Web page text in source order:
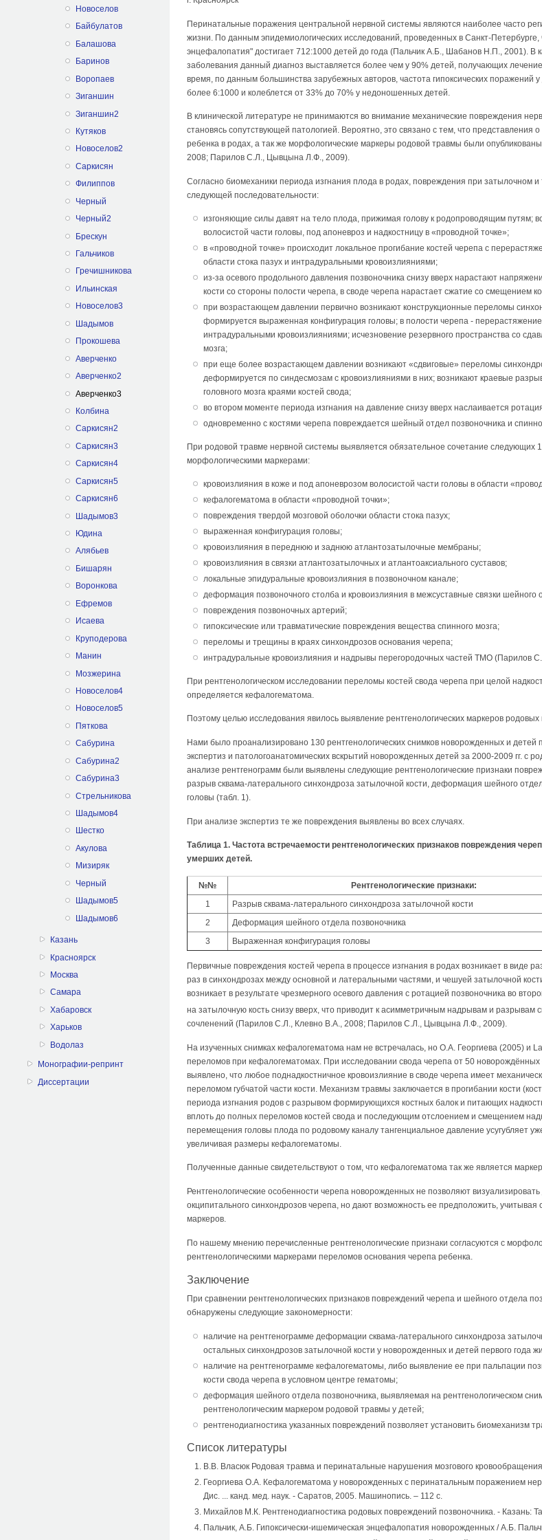
Новоселов
Байбулатов
Балашова
Баринов
Воропаев
Зиганшин
Зиганшин2
Кутяков
Новоселов2
Саркисян
Филиппов
Черный
Черный2
Брескун
Гальчиков
Гречишникова
Ильинская
Новоселов3
Шадымов
Прокошева
Аверченко
Аверченко2
Аверченко3
Колбина
Саркисян2
Саркисян3
Саркисян4
Саркисян5
Саркисян6
Шадымов3
Юдина
Алябьев
Бишарян
Воронкова
Ефремов
Исаева
Круподерова
Манин
Мозжерина
Новоселов4
Новоселов5
Пяткова
Сабурина
Сабурина2
Сабурина3
Стрельникова
Шадымов4
Шестко
Акулова
Мизиряк
Черный
Шадымов5
Шадымов6
Казань
Красноярск
Москва
Самара
Хабаровск
Харьков
Водолаз
Монографии-репринт
Диссертации
Перинатальные поражения центральной нервной системы являются наиболее часто
жизни. По данным эпидемиологических исследований, проведенных в Санкт-Петербурге,
энцефалопатия" достигает 712:1000 детей до года (Пальчик А.Б., Шабанов Н.П., 2001). В
заболевания данный диагноз выставляется более чем у 90% детей, получающих
время, по данным большинства зарубежных авторов, частота гипоксических
более 6:1000 и колеблется от 33% до 70% у недоношенных детей.
В клинической литературе не принимаются во внимание механические повреждения
становясь сопутствующей патологией. Вероятно, это связано с тем, что
ребенка в родах, а так же морфологические маркеры родовой травмы были
2008; Парилов С.Л., Цывцына Л.Ф., 2009).
Согласно биомеханики периода изгнания плода в родах, повреждения при затылочном
следующей последовательности:
изгоняющие силы давят на тело плода, прижимая голову к родопроводящим путям;
волосистой части головы, под апоневроз и надкостницу в «проводной точке»;
в «проводной точке» происходит локальное прогибание костей черепа с
области стока пазух и интрадуральными кровоизлияниями;
из-за осевого продольного давления позвоночника снизу вверх нарастают
кости со стороны полости черепа, в своде черепа нарастает сжатие со смещением
при возрастающем давлении первично возникают конструкционные переломы
формируется выраженная конфигурация головы; в полости черепа -
интрадуральными кровоизлияниями; исчезновение резервного пространства со
мозга;
при еще более возрастающем давлении возникают «сдвиговые» переломы
деформируется по синдесмозам с кровоизлияниями в них; возникают краевые
головного мозга краями костей свода;
во втором моменте периода изгнания на давление снизу вверх наслаивается
одновременно с костями черепа повреждается шейный отдел позвоночника и
При родовой травме нервной системы выявляется обязательное сочетание следующих
морфологическими маркерами:
кровоизлияния в коже и под апоневрозом волосистой части головы в области
кефалогематома в области «проводной точки»;
повреждения твердой мозговой оболочки области стока пазух;
выраженная конфигурация головы;
кровоизлияния в переднюю и заднюю атлантозатылочные мембраны;
кровоизлияния в связки атлантозатылочных и атлантоаксиального суставов;
локальные эпидуральные кровоизлияния в позвоночном канале;
деформация позвоночного столба и кровоизлияния в межсуставные связки шейного
повреждения позвоночных артерий;
гипоксические или травматические повреждения вещества спинного мозга;
переломы и трещины в краях синхондрозов основания черепа;
интрадуральные кровоизлияния и надрывы перегородочных частей ТМО (Парилов
При рентгенологическом исследовании переломы костей свода черепа при целой
определяется кефалогематома.
Поэтому целью исследования явилось выявление рентгенологических маркеров
Нами было проанализировано 130 рентгенологических снимков новорожденных и детей
экспертиз и патологоанатомических вскрытий новорожденных детей за 2000-2009 гг. с
анализе рентгенограмм были выявлены следующие рентгенологические признаки
разрыв сквама-латерального синхондроза затылочной кости, деформация шейного
головы (табл. 1).
При анализе экспертиз те же повреждения выявлены во всех случаях.
Таблица 1. Частота встречаемости рентгенологических признаков повреждения
умерших детей.
№№ Рентгенологические признаки:
1
Разрыв сквама-латерального синхондроза затылочной кости
2
Деформация шейного отдела позвоночника
3
Выраженная конфигурация головы
Первичные повреждения костей черепа в процессе изгнания в родах возникает в виде
раз в синхондрозах между основной и латеральными частями, и чешуей затылочной
возникает в результате чрезмерного осевого давления с ротацией позвоночника во
на затылочную кость снизу вверх, что приводит к асимметричным надрывам и разрывам
сочленений (Парилов С.Л., Клевно В.А., 2008; Парилов С.Л., Цывцына Л.Ф., 2009).
На изученных снимках кефалогематома нам не встречалась, но О.А. Георгиева (2005) и
переломов при кефалогематомах. При исследовании свода черепа от 50
выявлено, что любое поднадкостничное кровоизлияние в своде черепа имеет
переломом губчатой части кости. Механизм травмы заключается в прогибании кости
периода изгнания родов с разрывом формирующихся костных балок и питающих
вплоть до полных переломов костей свода и последующим отслоением и смещением
перемещения головы плода по родовому каналу тангенциальное давление усугубляет
увеличивая размеры кефалогематомы.
Полученные данные свидетельствуют о том, что кефалогематома так же является
Рентгенологические особенности черепа новорожденных не позволяют
окципитального синхондрозов черепа, но дают возможность ее предположить, учитывая
маркеров.
По нашему мнению перечисленные рентгенологические признаки согласуются с
рентгенологическими маркерами переломов основания черепа ребенка.
Заключение
При сравнении рентгенологических признаков повреждений черепа и шейного отдела
обнаружены следующие закономерности:
наличие на рентгенограмме деформации сквама-латерального синхондроза
остальных синхондрозов затылочной кости у новорожденных и детей первого года
наличие на рентгенограмме кефалогематомы, либо выявление ее при пальпации
кости свода черепа в условном центре гематомы;
деформация шейного отдела позвоночника, выявляемая на рентгенологическом
рентгенологическим маркером родовой травмы у детей;
рентгенодиагностика указанных повреждений позволяет установить биомеханизм
Список литературы
В.В. Власюк Родовая травма и перинатальные нарушения мозгового
Георгиева О.А. Кефалогематома у новорожденных с перинатальным поражением
Дис. ... канд. мед. наук. - Саратов, 2005. Машинопись. – 112 с.
Михайлов М.К. Рентгенодиагностика родовых повреждений позвоночника. - Казань:
Пальчик, А.Б. Гипоксически-ишемическая энцефалопатия новорожденных / А.Б.